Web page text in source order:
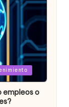
empleos o